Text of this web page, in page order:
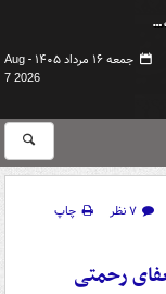
جمعه ۱۶ مرداد ۱۴۰۵ -
Aug
7 2026
۷ نظر
چاپ
رحمتی